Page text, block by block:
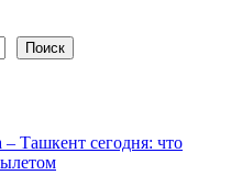
Поиск
Ташкент сегодня: что